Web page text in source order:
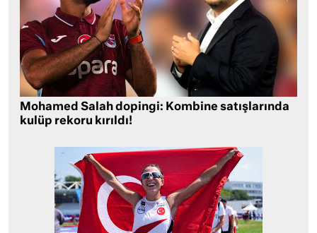
Mohamed Salah dopingi: Kombine satışlarında
kulüp rekoru kırıldı!